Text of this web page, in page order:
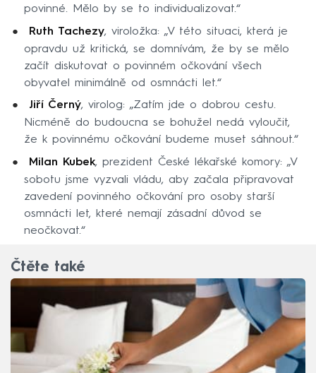
povinné. Mělo by se to individualizovat.“
Ruth Tachezy, viroložka: „V této situaci, která je
opravdu už kritická, se domnívám, že by se mělo
začít diskutovat o povinném očkování všech
obyvatel minimálně od osmnácti let.“
Jiří Černý, virolog: „Zatím jde o dobrou cestu.
Nicméně do budoucna se bohužel nedá vyloučit,
že k povinnému očkování budeme muset sáhnout.“
Milan Kubek, prezident České lékařské komory: „V
sobotu jsme vyzvali vládu, aby začala připravovat
zavedení povinného očkování pro osoby starší
osmnácti let, které nemají zásadní důvod se
neočkovat.“
Čtěte také